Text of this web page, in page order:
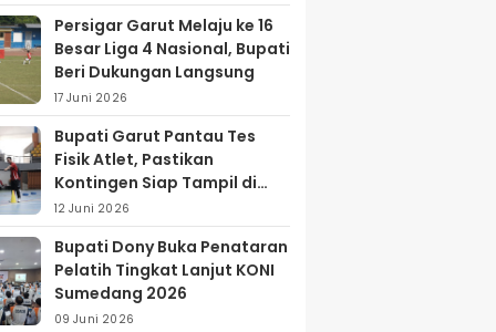
Persigar Garut Melaju ke 16
Besar Liga 4 Nasional, Bupati
Beri Dukungan Langsung
17 Juni 2026
Bupati Garut Pantau Tes
Fisik Atlet, Pastikan
Kontingen Siap Tampil di
Porprov 2026
12 Juni 2026
Bupati Dony Buka Penataran
Pelatih Tingkat Lanjut KONI
Sumedang 2026
09 Juni 2026